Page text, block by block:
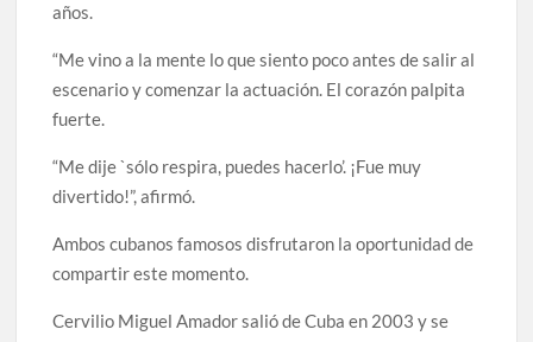
años.
“Me vino a la mente lo que siento poco antes de salir al
escenario y comenzar la actuación. El corazón palpita
fuerte.
“Me dije `sólo respira, puedes hacerlo’. ¡Fue muy
divertido!”, afirmó.
Ambos cubanos famosos disfrutaron la oportunidad de
compartir este momento.
Cervilio Miguel Amador salió de Cuba en 2003 y se